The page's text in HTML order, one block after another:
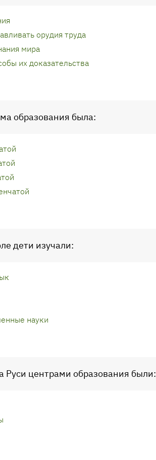
орудия труда
мира
их доказательства
образования была:
дети изучали:
науки
Руси центрами образования были: